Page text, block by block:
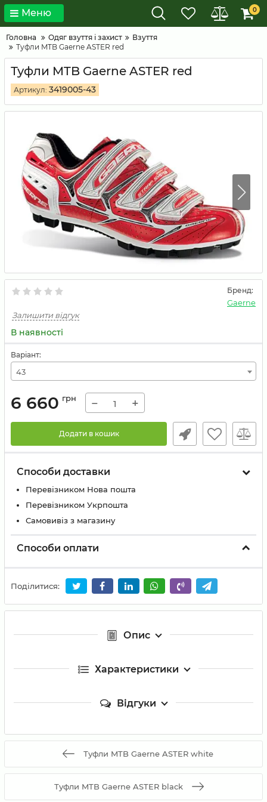
Меню 0
Головна Одяг взуття і захист
Взуття
Туфли MTB Gaerne ASTER red
Туфли MTB Gaerne ASTER red
Артикул: 3419005-43
Бренд:
Gaerne
Залишити відгук
В наявності
Варіант:
43
6 660 грн − +
Додати в кошик
Способи доставки
Перевізником Нова пошта
Перевізником Укрпошта
Самовивіз з магазину
Способи оплати
Поділитися:
Опис
Характеристики
Відгуки
Туфли MTB Gaerne ASTER white
Туфли MTB Gaerne ASTER black